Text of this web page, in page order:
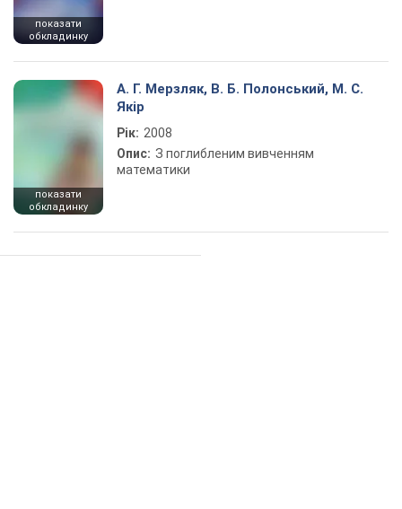
показати
обкладинку
показати
обкладинку
А. Г. Мерзляк, В. Б. Полонський, М. С.
Якір
Рік: 2008
Опис: З поглибленим вивченням
математики